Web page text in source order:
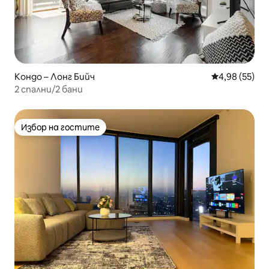
Кондо – Лонг Бийч Средна
4,98 (55)
2 спални/2 бани
Избор на гостите
Избор на гостите